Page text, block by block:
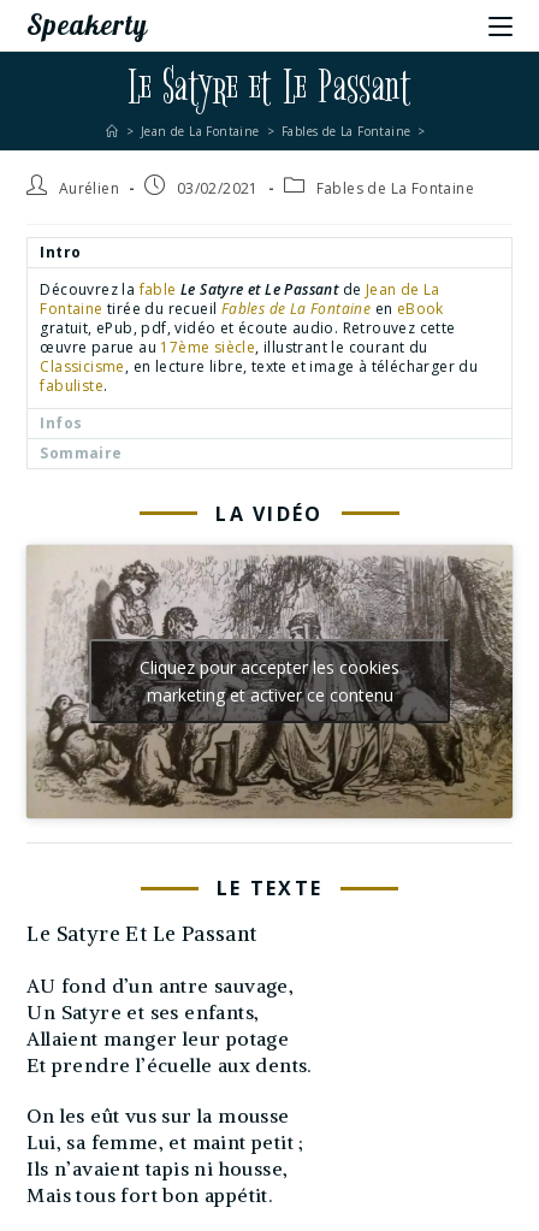
Speakerty
Le Satyre et Le Passant
> Jean de La Fontaine > Fables de La Fontaine >
Aurélien 03/02/2021 Fables de La Fontaine
Intro
Découvrez lafable Le Satyre et Le Passantde Jean de La
Fontaine tirée du recueil Fables de La Fontaine en eBook
gratuit, ePub, pdf, vidéo et écoute audio. Retrouvez cette
œuvre parue au 17ème siècle, illustrant le courant du
Classicisme, en lecture libre, texte et image à télécharger du
fabuliste.
Infos
Sommaire
LA VIDÉO
Cliquez pour accepter les cookies
marketing et activer ce contenu
LE TEXTE
Le Satyre Et Le Passant
AU fond d’un antre sauvage,
Un Satyre et ses enfants,
Allaient manger leur potage
Et prendre l’écuelle aux dents.
On les eût vus sur la mousse
Lui, sa femme, et maint petit ;
Ils n’avaient tapis ni housse,
Mais tous fort bon appétit.